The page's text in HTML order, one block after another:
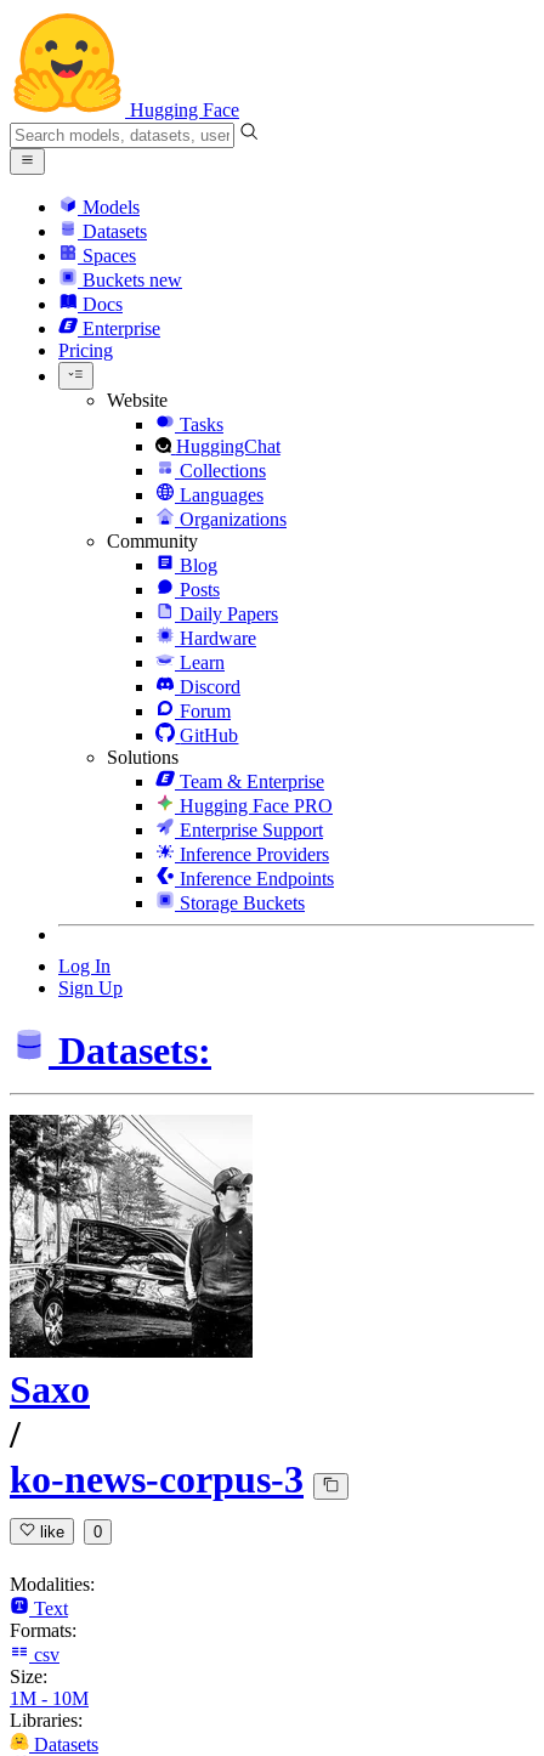
Hugging Face
Models
Datasets
Spaces
Buckets new
Docs
Enterprise
Pricing
Website
Tasks
HuggingChat
Collections
Languages
Organizations
Community
Blog
Posts
Daily Papers
Hardware
Learn
Discord
Forum
GitHub
Solutions
Team & Enterprise
Hugging Face PRO
Enterprise Support
Inference Providers
Inference Endpoints
Storage Buckets
Log In
Sign Up
Datasets:
Saxo
/
ko-news-corpus-3
like 0
Modalities:
Text
Formats:
csv
Size:
1M - 10M
Libraries:
Datasets